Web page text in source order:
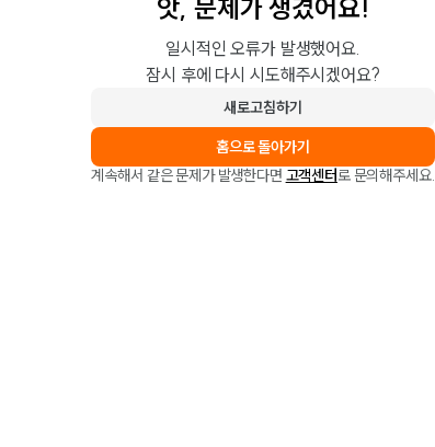
앗, 문제가 생겼어요!
일시적인 오류가 발생했어요.
잠시 후에 다시 시도해주시겠어요?
새로고침하기
홈으로 돌아가기
계속해서 같은 문제가 발생한다면 고객센터로 문의해주세요.